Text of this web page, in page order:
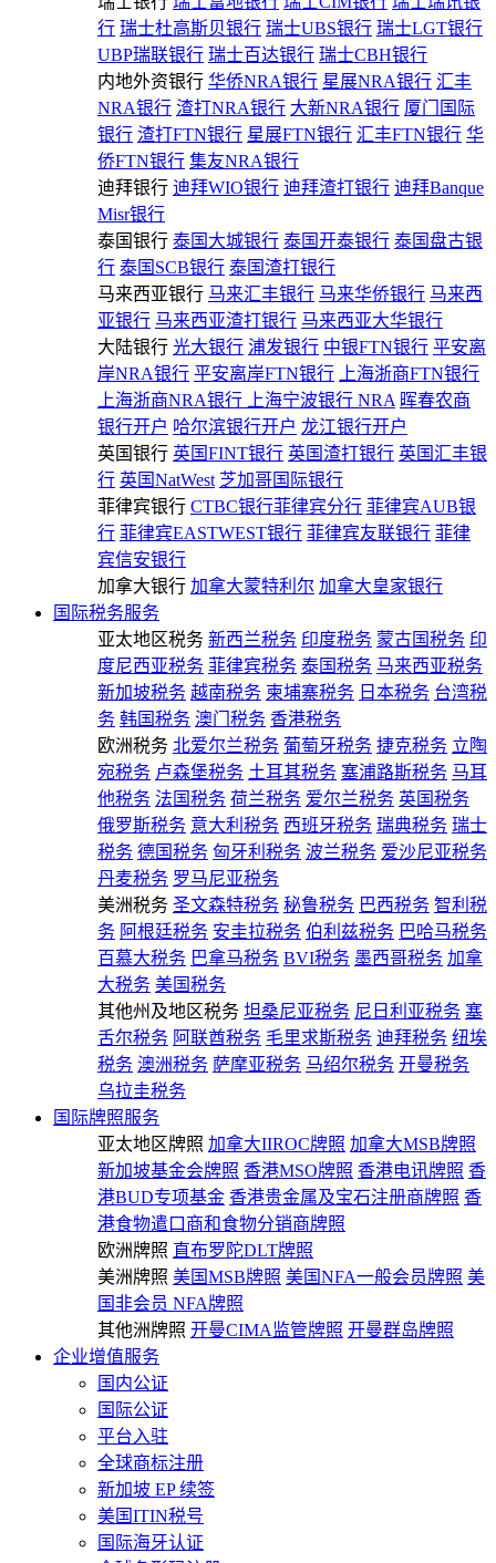
行 瑞士杜高斯贝银行 瑞士UBS银行 瑞士LGT银行
UBP瑞联银行 瑞士百达银行 瑞士CBH银行
内地外资银行 华侨NRA银行 星展NRA银行 汇丰
NRA银行 渣打NRA银行 大新NRA银行 厦门国际
银行 渣打FTN银行 星展FTN银行 汇丰FTN银行 华
侨FTN银行 集友NRA银行
迪拜银行 迪拜WIO银行 迪拜渣打银行 迪拜Banque
Misr银行
泰国银行 泰国大城银行 泰国开泰银行 泰国盘古银
行 泰国SCB银行 泰国渣打银行
马来西亚银行 马来汇丰银行 马来华侨银行 马来西
亚银行 马来西亚渣打银行 马来西亚大华银行
大陆银行 光大银行 浦发银行 中银FTN银行 平安离
岸NRA银行 平安离岸FTN银行
上海浙商FTN银行
上海浙商NRA银行
上海宁波银行 NRA 晖春农商
银行开户 哈尔滨银行开户 龙江银行开户
英国银行 英国FINT银行 英国渣打银行 英国汇丰银
行 英国NatWest 芝加哥国际银行
菲律宾银行 CTBC银行菲律宾分行 菲律宾AUB银
行 菲律宾EASTWEST银行 菲律宾友联银行 菲律
宾信安银行
加拿大银行 加拿大蒙特利尔 加拿大皇家银行
国际税务服务
亚太地区税务 新西兰税务 印度税务 蒙古国税务 印
度尼西亚税务 菲律宾税务 泰国税务 马来西亚税务
新加坡税务 越南税务 柬埔寨税务 日本税务 台湾税
务 韩国税务 澳门税务 香港税务
欧洲税务 北爱尔兰税务 葡萄牙税务 捷克税务 立陶
宛税务 卢森堡税务 土耳其税务 塞浦路斯税务 马耳
他税务 法国税务 荷兰税务 爱尔兰税务 英国税务
俄罗斯税务 意大利税务 西班牙税务 瑞典税务 瑞士
税务 德国税务 匈牙利税务 波兰税务 爱沙尼亚税务
丹麦税务 罗马尼亚税务
美洲税务 圣文森特税务 秘鲁税务 巴西税务 智利税
务 阿根廷税务 安圭拉税务 伯利兹税务 巴哈马税务
百慕大税务 巴拿马税务 BVI税务 墨西哥税务 加拿
大税务 美国税务
其他州及地区税务 坦桑尼亚税务 尼日利亚税务 塞
舌尔税务 阿联酋税务 毛里求斯税务 迪拜税务 纽埃
税务 澳洲税务 萨摩亚税务 马绍尔税务 开曼税务
乌拉圭税务
国际牌照服务
亚太地区牌照 加拿大IIROC牌照 加拿大MSB牌照
新加坡基金会牌照 香港MSO牌照 香港电讯牌照 香
港BUD专项基金 香港贵金属及宝石注册商牌照 香
港食物遣口商和食物分销商牌照
欧洲牌照 直布罗陀DLT牌照
美洲牌照 美国MSB牌照 美国NFA一般会员牌照 美
国非会员 NFA牌照
其他洲牌照 开曼CIMA监管牌照 开曼群岛牌照
企业增值服务
国内公证
国际公证
平台入驻
全球商标注册
新加坡 EP 续签
美国ITIN税号
国际海牙认证